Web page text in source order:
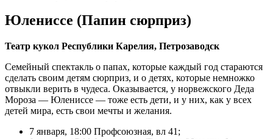
Юлениссе (Папин сюрприз)
Театр кукол Республики Карелия, Петрозаводск
Семейный спектакль о папах, которые каждый год стараются
сделать своим детям сюрприз, и о детях, которые немножко
отвыкли верить в чудеса. Оказывается, у норвежского Деда
Мороза — Юлениссе — тоже есть дети, и у них, как у всех
детей мира, есть свои мечты и желания.
7 января, 18:00 Профсоюзная, вл 41;